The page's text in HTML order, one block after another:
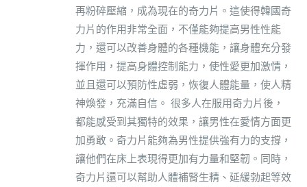
再粉碎壓縮，成為現在的奇力片。這使得韓國奇
力片的作用非常全面，不僅能夠提高男性性能
力，還可以改善身體的各種機能，讓身體充分發
揮作用，提高身體控制能力，使性愛更加激情，
並且還可以預防性虛弱，恢復人體能量，使人精
神煥發，充滿自信。 很多人在服用奇力片後，
都能感受到其獨特的效果，讓男性在愛情方面更
加勇敢。奇力片能夠為男性提供強有力的支撐，
讓他們在床上表現得更加有力量和堅韌。同時，
奇力片還可以幫助人體補腎生精、延緩勃起等效